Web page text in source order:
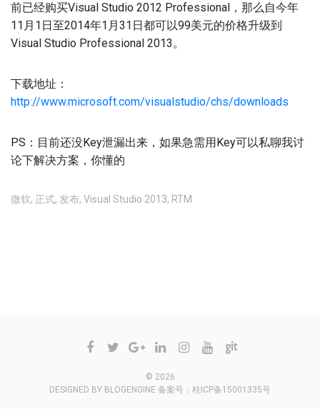
前已经购买Visual Studio 2012 Professional，那么自今年
11月1日至2014年1月31日都可以99美元的价格升级到
Visual Studio Professional 2013。
下载地址：
http://www.microsoft.com/visualstudio/chs/downloads
PS：目前还没Key泄漏出来，如果急需用Key可以私聊我讨
论下解决方案，你懂的
微软, 正式, 发布, Visual Studio 2013, RTM
© 2026
DESIGNED BY BLOGENGINE 备案号： 桂ICP备15001335号